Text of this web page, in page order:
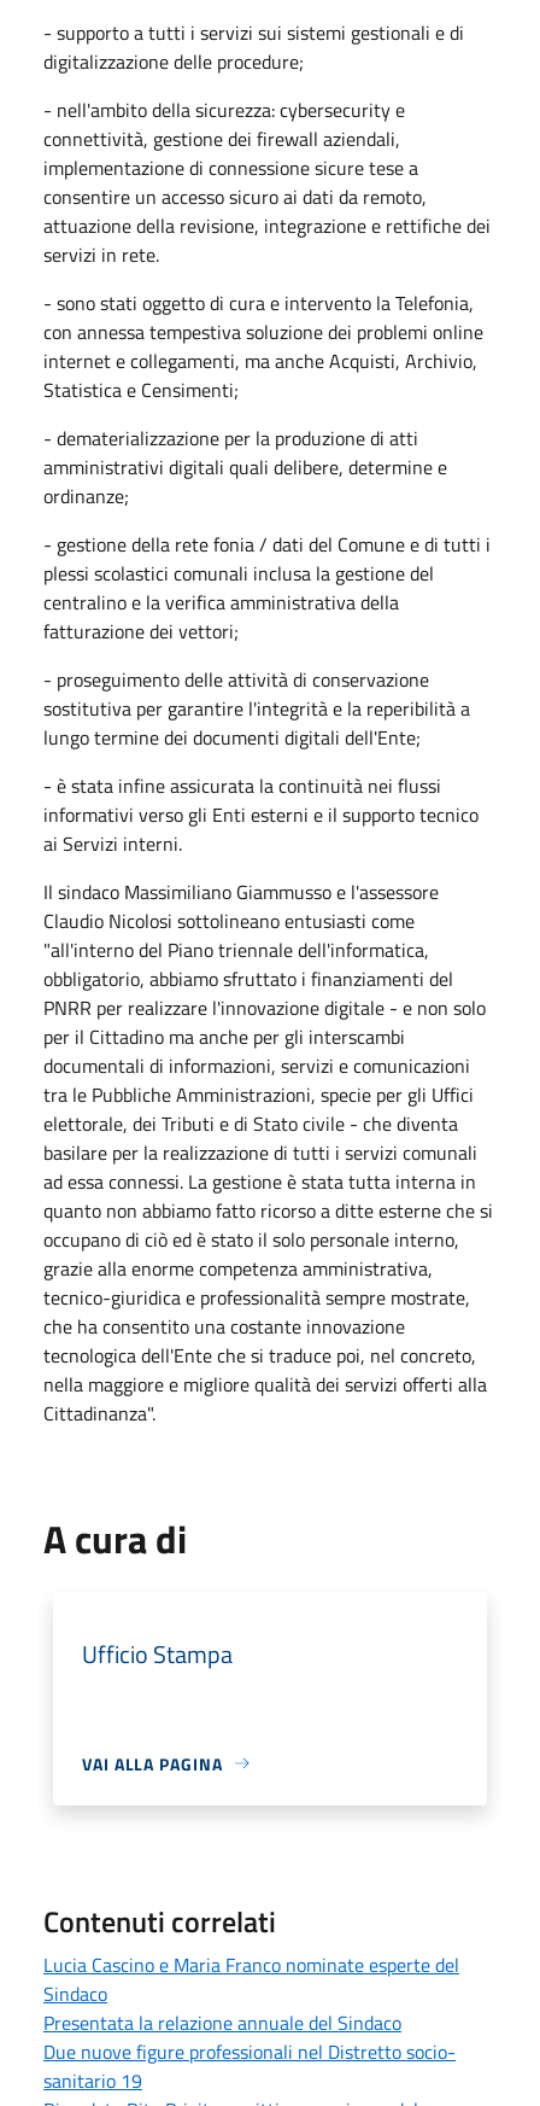
- supporto a tutti i servizi sui sistemi gestionali e di
digitalizzazione delle procedure;
- nell'ambito della sicurezza: cybersecurity e
connettività, gestione dei firewall aziendali,
implementazione di connessione sicure tese a
consentire un accesso sicuro ai dati da remoto,
attuazione della revisione, integrazione e rettifiche dei
servizi in rete.
- sono stati oggetto di cura e intervento la Telefonia,
con annessa tempestiva soluzione dei problemi online
internet e collegamenti, ma anche Acquisti, Archivio,
Statistica e Censimenti;
- dematerializzazione per la produzione di atti
amministrativi digitali quali delibere, determine e
ordinanze;
- gestione della rete fonia / dati del Comune e di tutti i
plessi scolastici comunali inclusa la gestione del
centralino e la verifica amministrativa della
fatturazione dei vettori;
- proseguimento delle attività di conservazione
sostitutiva per garantire l'integrità e la reperibilità a
lungo termine dei documenti digitali dell'Ente;
- è stata infine assicurata la continuità nei flussi
informativi verso gli Enti esterni e il supporto tecnico
ai Servizi interni.
Il sindaco Massimiliano Giammusso e l'assessore
Claudio Nicolosi sottolineano entusiasti come
"all'interno del Piano triennale dell'informatica,
obbligatorio, abbiamo sfruttato i finanziamenti del
PNRR per realizzare l'innovazione digitale - e non solo
per il Cittadino ma anche per gli interscambi
documentali di informazioni, servizi e comunicazioni
tra le Pubbliche Amministrazioni, specie per gli Uffici
elettorale, dei Tributi e di Stato civile - che diventa
basilare per la realizzazione di tutti i servizi comunali
ad essa connessi. La gestione è stata tutta interna in
quanto non abbiamo fatto ricorso a ditte esterne che si
occupano di ciò ed è stato il solo personale interno,
grazie alla enorme competenza amministrativa,
tecnico-giuridica e professionalità sempre mostrate,
che ha consentito una costante innovazione
tecnologica dell'Ente che si traduce poi, nel concreto,
nella maggiore e migliore qualità dei servizi offerti alla
Cittadinanza".
A cura di
Ufficio Stampa
VAI ALLA PAGINA
Contenuti correlati
Lucia Cascino e Maria Franco nominate esperte del
Sindaco
Presentata la relazione annuale del Sindaco
Due nuove figure professionali nel Distretto socio-
sanitario 19